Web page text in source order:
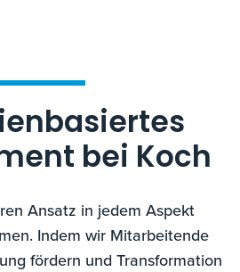
bei Koch
Ansatz in jedem Aspekt
Indem wir Mitarbeitende
fördern und Transformation